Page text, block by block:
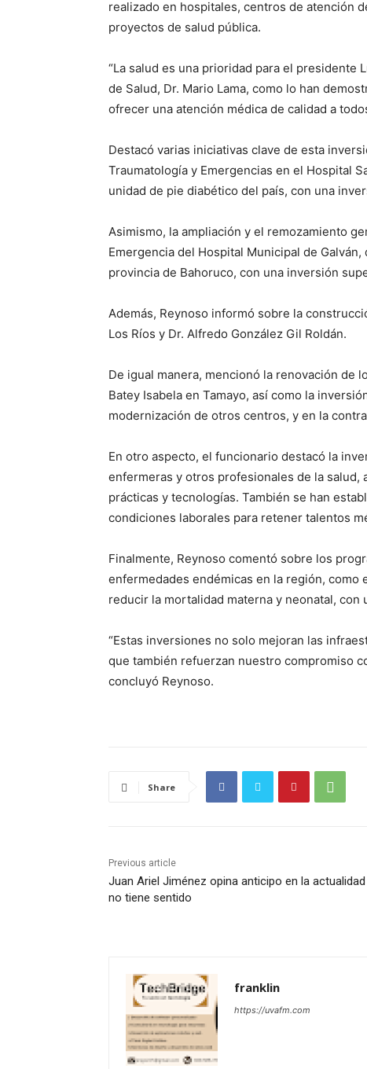
realizado en hospitales, centros de atención
proyectos de salud pública.
“La salud es una prioridad para el presidente
de Salud, Dr. Mario Lama, como lo han
ofrecer una atención médica de calidad a
Destacó varias iniciativas clave de esta
Traumatología y Emergencias en el Hospital
unidad de pie diabético del país, con una
Asimismo, la ampliación y el remozamiento
Emergencia del Hospital Municipal de
provincia de Bahoruco, con una inversión
Además, Reynoso informó sobre la
Los Ríos y Dr. Alfredo González Gil Roldán.
De igual manera, mencionó la renovación de
Batey Isabela en Tamayo, así como la
modernización de otros centros, y en la
En otro aspecto, el funcionario destacó la
enfermeras y otros profesionales de la salud,
prácticas y tecnologías. También se han
condiciones laborales para retener talentos
Finalmente, Reynoso comentó sobre los
enfermedades endémicas en la región, como
reducir la mortalidad materna y neonatal,
“Estas inversiones no solo mejoran las
que también refuerzan nuestro compromiso
concluyó Reynoso.
Share
Previous article
Juan Ariel Jiménez opina anticipo en la actualidad
no tiene sentido
franklin
https://uvafm.com